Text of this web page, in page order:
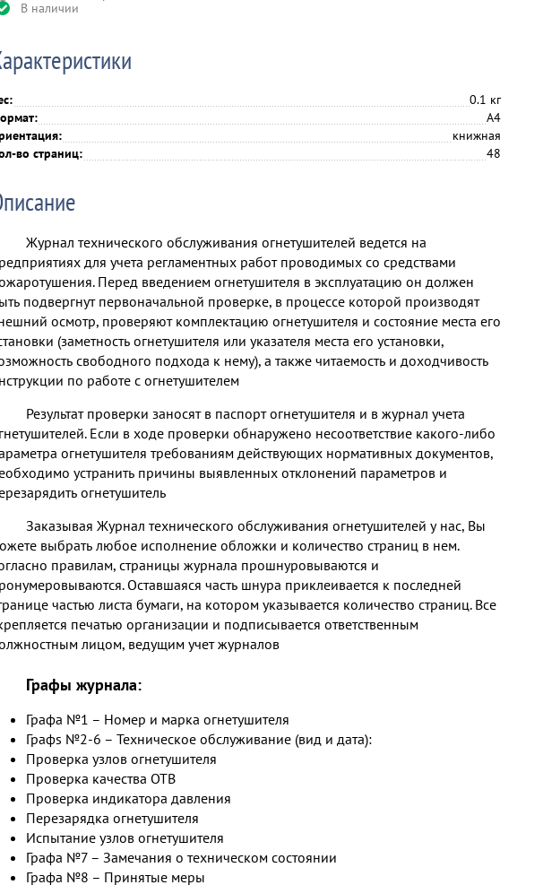
В наличии
0.1 кг
А4
книжная
во страниц:
48
Журнал технического обслуживания огнетушителей ведется на
для учета регламентных работ проводимых со средствами
Перед введением огнетушителя в эксплуатацию он должен
подвергнут первоначальной проверке, в процессе которой производят
осмотр, проверяют комплектацию огнетушителя и состояние места его
(заметность огнетушителя или указателя места его установки,
свободного подхода к нему), а также читаемость и доходчивость
по работе с огнетушителем
Результат проверки заносят в паспорт огнетушителя и в журнал учета
Если в ходе проверки обнаружено несоответствие какого-либо
огнетушителя требованиям действующих нормативных документов,
устранить причины выявленных отклонений параметров и
огнетушитель
Заказывая Журнал технического обслуживания огнетушителей у нас, Вы
выбрать любое исполнение обложки и количество страниц в нем.
правилам, страницы журнала прошнуровываются и
Оставшаяся часть шнура приклеивается к последней
частью листа бумаги, на котором указывается количество страниц. Все
печатью организации и подписывается ответственным
лицом, ведущим учет журналов
Графы журнала:
Графа №1 – Номер и марка огнетушителя
Графs №2-6 – Техническое обслуживание (вид и дата):
Проверка узлов огнетушителя
Проверка качества ОТВ
Проверка индикатора давления
Перезарядка огнетушителя
Испытание узлов огнетушителя
Графа №7 – Замечания о техническом состоянии
Графа №8 – Принятые меры